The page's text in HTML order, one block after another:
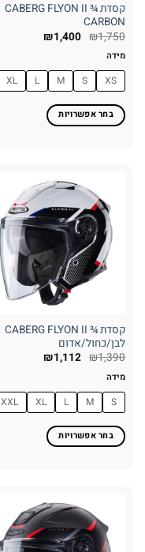
קסדת ¾ CABERG FLYON II
CARBON
₪1,750
₪1,400
מידה
XS
S
M
L
XL
בחר אפשרויות
סוגים.
ניתן
לבחור
האפשרויות
קסדת ¾ CABERG FLYON II
לבן/כחול/אדום
₪1,390
₪1,112
מידה
S
M
L
XL
XXL
בחר אפשרויות
סוגים.